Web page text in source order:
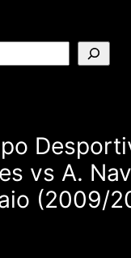
vs A.
(2009/